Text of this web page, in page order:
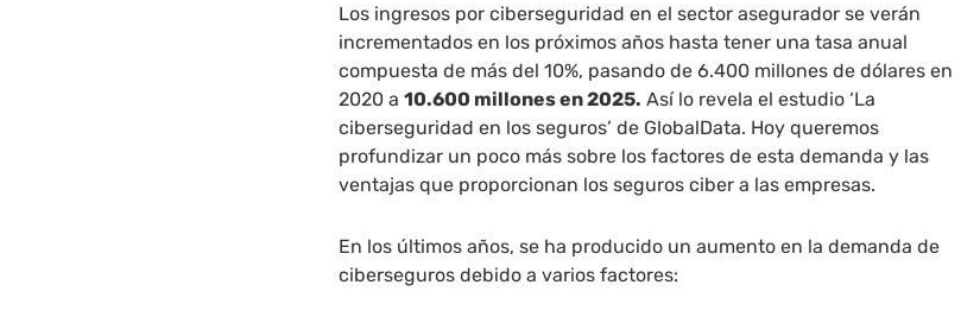
Los ingresos por ciberseguridad en el sector asegurador se verán
incrementados en los próximos años hasta tener una tasa anual
compuesta de más del 10%, pasando de 6.400 millones de dólares en
2020 a10.600 millones en 2025. Así lo revela el estudio ‘La
ciberseguridad en los seguros’ de GlobalData. Hoy queremos
profundizar un poco más sobre los factores de esta demanda y las
ventajas que proporcionan los seguros ciber a las empresas.
En los últimos años, se ha producido un aumento en la demanda de
ciberseguros debido a varios factores: